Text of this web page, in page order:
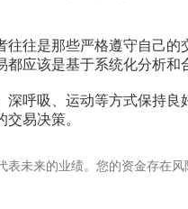
往是那些严格遵守自己的
应该是基于系统化分析和
呼吸、运动等方式保持良
易决策。
未来的业绩。您的资金存在风